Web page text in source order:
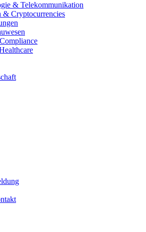
& Telekommunikation
Cryptocurrencies